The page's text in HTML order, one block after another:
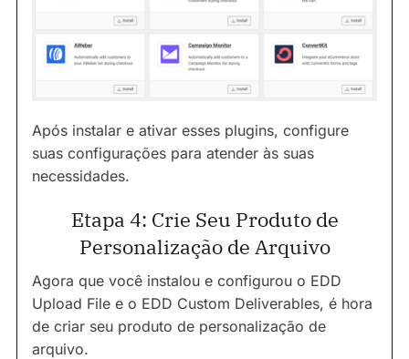
Após instalar e ativar esses plugins, configure
suas configurações para atender às suas
necessidades.
Etapa 4: Crie Seu Produto de
Personalização de Arquivo
Agora que você instalou e configurou o EDD
Upload File e o EDD Custom Deliverables, é hora
de criar seu produto de personalização de
arquivo.